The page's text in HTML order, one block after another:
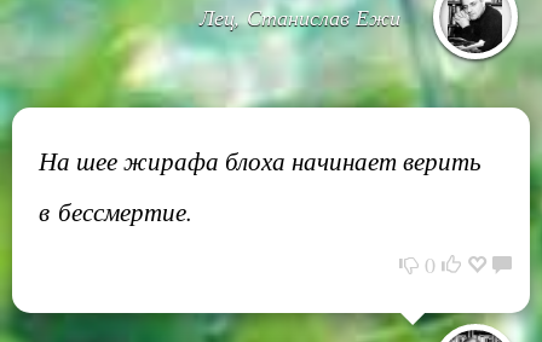
Лец, Станислав Ежи
На шее жирафа блоха начинает верить
в бессмертие.
0